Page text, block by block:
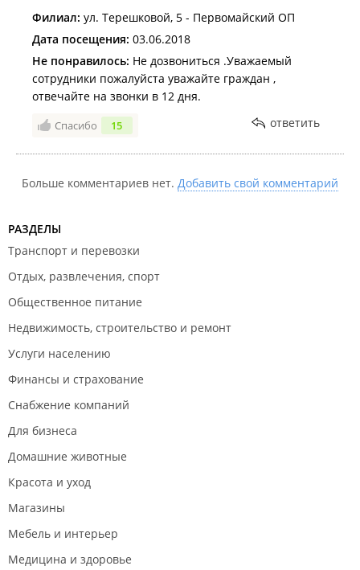
Филиал: ул. Терешковой, 5 - Первомайский ОП
Дата посещения: 03.06.2018
Не понравилось: Не дозвониться .Уважаемый
сотрудники пожалуйста уважайте граждан ,
отвечайте на звонки в 12 дня.
Спасибо 15 ответить
Больше комментариев нет. Добавить свой комментарий
РАЗДЕЛЫ
Транспорт и перевозки
Отдых, развлечения, спорт
Общественное питание
Недвижимость, строительство и ремонт
Услуги населению
Финансы и страхование
Снабжение компаний
Для бизнеса
Домашние животные
Красота и уход
Магазины
Мебель и интерьер
Медицина и здоровье